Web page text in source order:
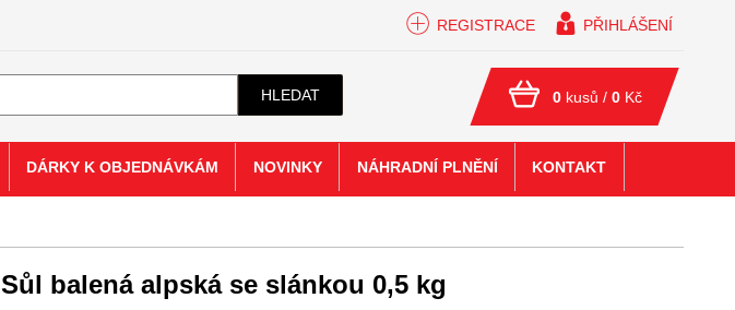
Sůl balená alpská se slánkou 0,5 kg
REGISTRACE PŘIHLÁŠENÍ
HLEDAT 0 kusů /0 Kč
DÁRKY K OBJEDNÁVKÁM NOVINKY NÁHRADNÍ PLNĚNÍ KONTAKT